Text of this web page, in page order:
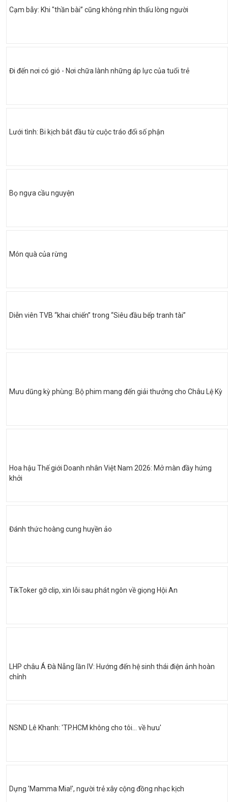
Cạm bẫy: Khi "thần bài” cũng không nhìn thấu lòng người
Đi đến nơi có gió - Nơi chữa lành những áp lực của tuổi trẻ
Lưới tình: Bi kịch bắt đầu từ cuộc tráo đổi số phận
Bọ ngựa cầu nguyện
Món quà của rừng
Diễn viên TVB “khai chiến” trong “Siêu đầu bếp tranh tài”
Mưu dũng kỳ phùng: Bộ phim mang đến giải thưởng cho Châu Lệ Kỳ
Hoa hậu Thế giới Doanh nhân Việt Nam 2026: Mở màn đầy hứng
khởi
Đánh thức hoàng cung huyền ảo
TikToker gỡ clip, xin lỗi sau phát ngôn về giọng Hội An
LHP châu Á Đà Nẵng lần IV: Hướng đến hệ sinh thái điện ảnh hoàn
chỉnh
NSND Lê Khanh: 'TP.HCM không cho tôi… về hưu'
Dựng 'Mamma Mia!', người trẻ xây cộng đồng nhạc kịch